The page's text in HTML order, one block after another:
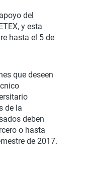
del
y esta
hasta el 5 de
que deseen
de la
deben
o hasta
de 2017.